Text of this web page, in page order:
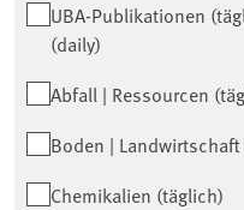
UBA-Publikationen
(daily)
Abfall | Ressourcen
Boden |
Chemikalien (täglich)